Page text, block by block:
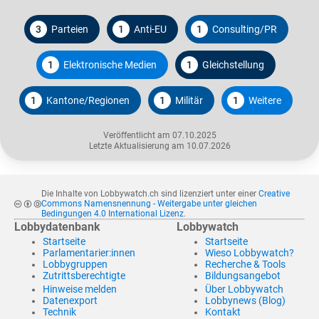
3 Parteien 1 Anti-EU 1 Consulting/PR
1 Elektronische Medien 1 Gleichstellung
1 Kantone/Regionen 1 Militär 1 Weitere
Veröffentlicht am 07.10.2025
Letzte Aktualisierung am 10.07.2026
Die Inhalte von Lobbywatch.ch sind lizenziert unter einer Creative
Commons Namensnennung - Weitergabe unter gleichen
Bedingungen 4.0 International Lizenz.
Lobbydatenbank
Startseite
Parlamentarier:innen
Lobbygruppen
Zutrittsberechtigte
Hinweise melden
Datenexport
Technik
Lobbywatch
Startseite
Wieso Lobbywatch?
Recherche & Tools
Bildungsangebot
Über Lobbywatch
Lobbynews (Blog)
Kontakt